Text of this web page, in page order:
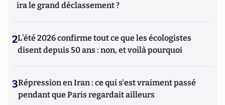
ira le grand déclassement ?
2L’été 2026 confirme tout ce que les écologistes
disent depuis 50 ans : non, et voilà pourquoi
3Répression en Iran : ce qui s'est vraiment passé
pendant que Paris regardait ailleurs